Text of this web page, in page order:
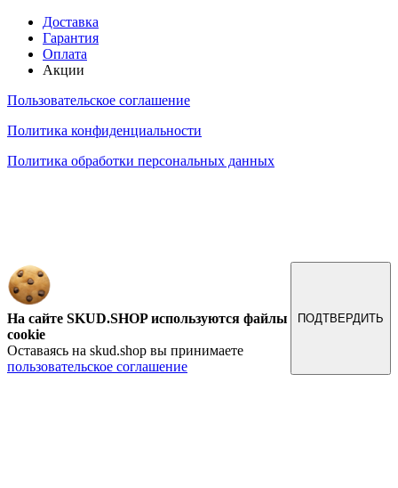
Доставка
Гарантия
Оплата
Акции
Пользовательское соглашение
Политика конфиденциальности
Политика обработки персональных данных
На сайте SKUD.SHOP используются файлы
cookie
Оставаясь на skud.shop вы принимаете
пользовательское соглашение
ПОДТВЕРДИТЬ